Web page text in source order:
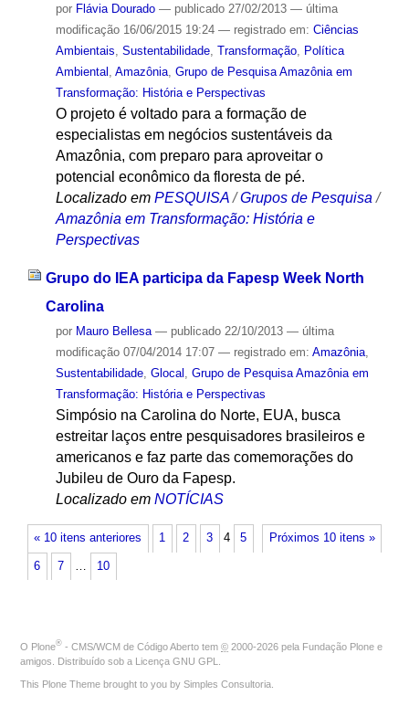
por Flávia Dourado — publicado27/02/2013 — última
modificação16/06/2015 19:24 — registrado em: Ciências
Ambientais Sustentabilidade, Transformação, Política
Ambiental Amazônia, Grupo de Pesquisa Amazônia em
Transformação: História e Perspectivas
O projeto é voltado para a formação de
especialistas em negócios sustentáveis da
Amazônia, com preparo para aproveitar o
potencial econômico da floresta de pé.
Localizado em PESQUISA /Grupos de Pesquisa /
Amazônia em Transformação: História e
Perspectivas
Grupo do IEA participa da Fapesp Week North
Carolina
por Mauro Bellesa — publicado22/10/2013 — última
modificação07/04/2014 17:07 — registrado em: Amazônia,
Sustentabilidade, Glocal , Grupo de Pesquisa Amazônia em
Transformação: História e Perspectivas
Simpósio na Carolina do Norte, EUA, busca
estreitar laços entre pesquisadores brasileiros e
americanos e faz parte das comemorações do
Jubileu de Ouro da Fapesp.
Localizado em NOTÍCIAS
« 10 itens anteriores Próximos 10 itens »
1 2 3 4 5
6 7 … 10
O Plone® - CMS/WCM de Código Aberto tem © 2000-2026 pela Fundação Plone e
amigos. Distribuído sob a Licença GNU GPL
This Plone Theme brought to you by Simples Consultoria